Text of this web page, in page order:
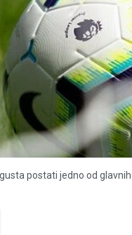
postati jedno od